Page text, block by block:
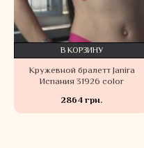
Кружевной бралетт Janira
Испания 31926 color
2864 грн.
В КОРЗИНУ